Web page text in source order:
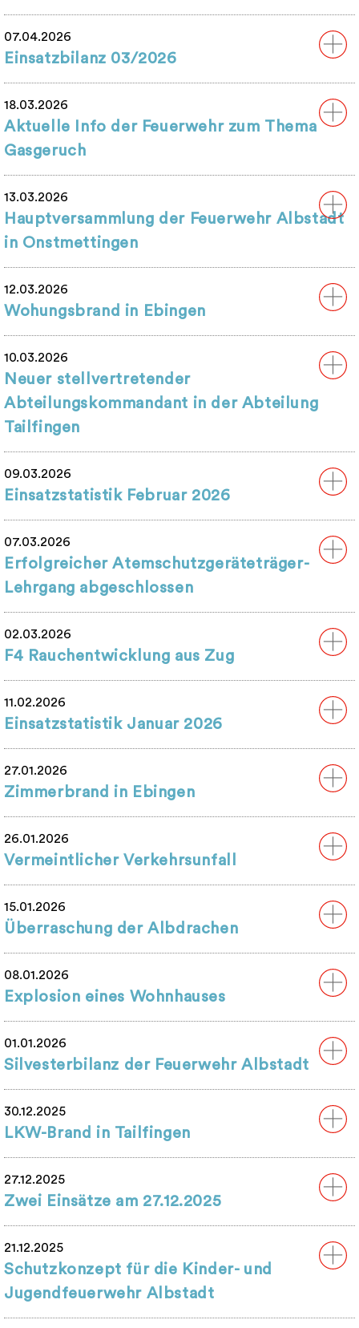
07.04.2026
Einsatzbilanz 03/2026
18.03.2026
Aktuelle Info der Feuerwehr zum Thema
Gasgeruch
13.03.2026
Hauptversammlung der Feuerwehr Albstadt
in Onstmettingen
12.03.2026
Wohungsbrand in Ebingen
10.03.2026
Neuer stellvertretender
Abteilungskommandant in der Abteilung
Tailfingen
09.03.2026
Einsatzstatistik Februar 2026
07.03.2026
Erfolgreicher Atemschutzgeräteträger-
Lehrgang abgeschlossen
02.03.2026
F4 Rauchentwicklung aus Zug
11.02.2026
Einsatzstatistik Januar 2026
27.01.2026
Zimmerbrand in Ebingen
26.01.2026
Vermeintlicher Verkehrsunfall
15.01.2026
Überraschung der Albdrachen
08.01.2026
Explosion eines Wohnhauses
01.01.2026
Silvesterbilanz der Feuerwehr Albstadt
30.12.2025
LKW-Brand in Tailfingen
27.12.2025
Zwei Einsätze am 27.12.2025
21.12.2025
Schutzkonzept für die Kinder- und
Jugendfeuerwehr Albstadt